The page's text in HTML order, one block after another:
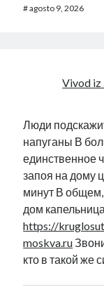
#agosto 9, 2026
Vivod iz
Люди
напуганы В
единственное
запоя на дому
минут В
дом
https://
moskva.ru
кто в такой же